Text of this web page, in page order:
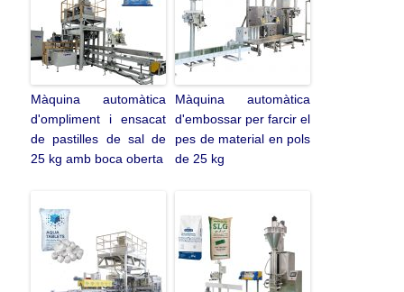
Màquina automàtica
d'ompliment i ensacat
de pastilles de sal de
25 kg amb boca oberta
Màquina automàtica
d'embossar per farcir el
pes de material en pols
de 25 kg